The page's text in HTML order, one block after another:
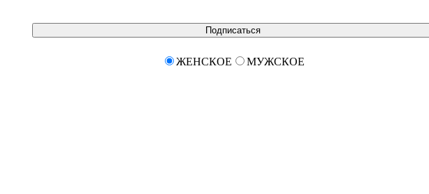
Подписаться
ЖЕНСКОЕ МУЖСКОЕ